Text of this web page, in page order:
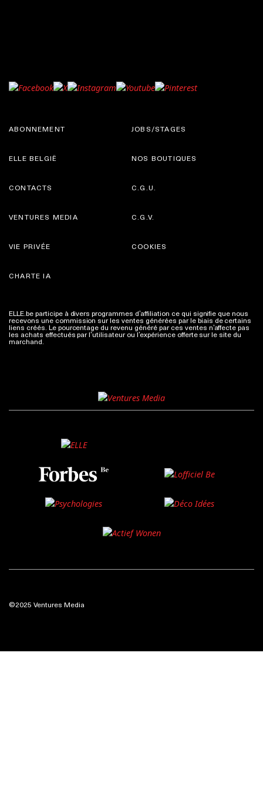
ABONNEMENT
ELLE BELGIË
JOBS/STAGES
NOS BOUTIQUES
CONTACTS
VENTURES MEDIA
C.G.U.
C.G.V.
VIE PRIVÉE
CHARTE IA
COOKIES
ELLE.be participe à divers programmes d’affiliation ce qui signifie que nous
recevons une commission sur les ventes générées par le biais de certains
liens créés. Le pourcentage du revenu généré par ces ventes n’affecte pas
les achats effectués par l’utilisateur ou l’expérience offerte sur le site du
marchand. Plus d'infos
©2025 Ventures Media